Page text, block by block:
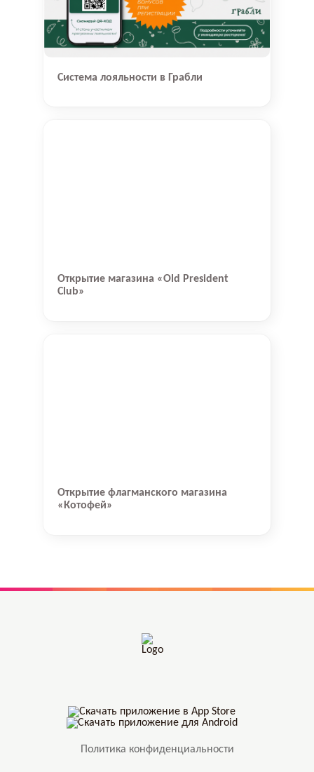
Система лояльности в Грабли
Открытие магазина «Old President
Club»
Открытие флагманского магазина
«Котофей»
Политика конфиденциальности